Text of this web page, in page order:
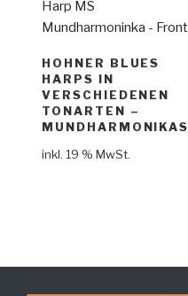
HOHNER BLUES
HARPS IN
VERSCHIEDENEN
TONARTEN –
MUNDHARMONIKAS
inkl. 19 % MwSt.